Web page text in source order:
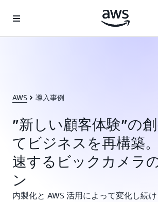
AWS 導入事例
”新しい顧客体験”の
てビジネスを再構築
速するビックカメラ
ン
内製化と AWS 活用によって変化し続